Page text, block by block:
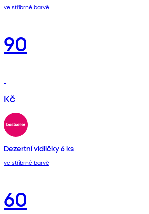
ve stříbrné barvě
90
Kč
Dezertní vidličky 6 ks
ve stříbrné barvě
60